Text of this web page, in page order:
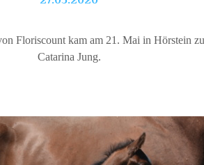
Floriscount kam am 21. Mai in Hörstein
Catarina Jung.